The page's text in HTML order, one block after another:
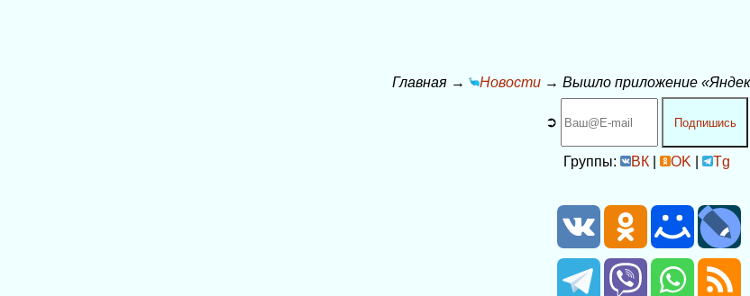
Главная→ Новости→ Вышло приложение
➲ Подпишись
Группы: ВК | OK | Tg